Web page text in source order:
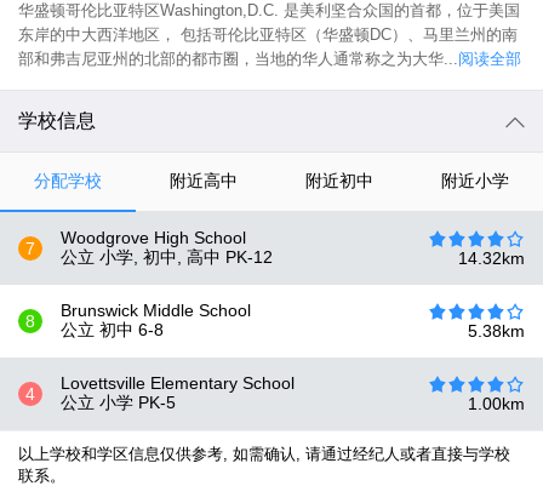
华盛顿哥伦比亚特区Washington,D.C. 是美利坚合众国的首都，位于美国
东岸的中大西洋地区， 包括哥伦比亚特区（华盛顿DC）、马里兰州的南
部和弗吉尼亚州的北部的都市圈，当地的华人通常称之为大华...阅读全部
学校信息
分配学校 附近高中 附近初中 附近小学
7
Woodgrove High School
公立 小学, 初中, 高中 PK-12 14.32km
8
Brunswick Middle School
公立 初中 6-8 5.38km
4
Lovettsville Elementary School
公立 小学 PK-5 1.00km
以上学校和学区信息仅供参考, 如需确认, 请通过经纪人或者直接与学校
联系。